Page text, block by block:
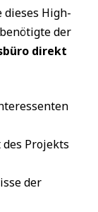
High-
der
direkt
Projekts
der